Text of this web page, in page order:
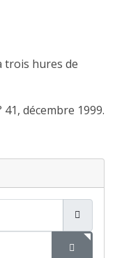
trois hures de
41, décembre 1999.